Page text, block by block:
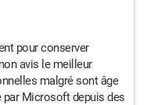
pour conserver
avis le meilleur
malgré sont âge
Microsoft depuis des